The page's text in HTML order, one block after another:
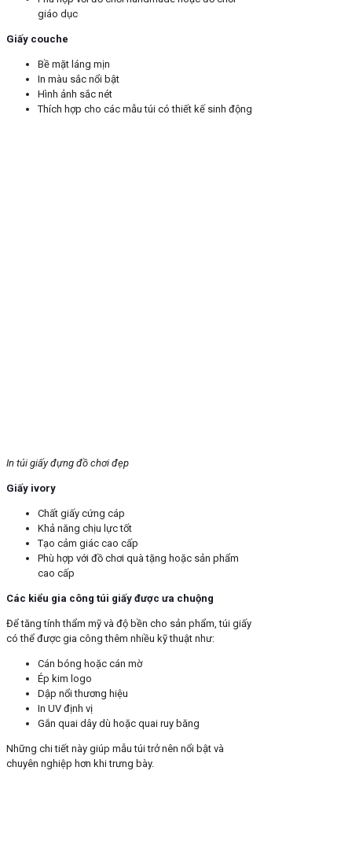
giáo dục
Giấy couche
Bề mặt láng mịn
In màu sắc nổi bật
Hình ảnh sắc nét
Thích hợp cho các mẫu túi có thiết kế sinh động
In túi giấy đựng đồ chơi đẹp
Giấy ivory
Chất giấy cứng cáp
Khả năng chịu lực tốt
Tạo cảm giác cao cấp
Phù hợp với đồ chơi quà tặng hoặc sản phẩm
cao cấp
Các kiểu gia công túi giấy được ưa chuộng
Để tăng tính thẩm mỹ và độ bền cho sản phẩm, túi giấy
có thể được gia công thêm nhiều kỹ thuật như:
Cán bóng hoặc cán mờ
Ép kim logo
Dập nổi thương hiệu
In UV định vị
Gắn quai dây dù hoặc quai ruy băng
Những chi tiết này giúp mẫu túi trở nên nổi bật và
chuyên nghiệp hơn khi trưng bày.